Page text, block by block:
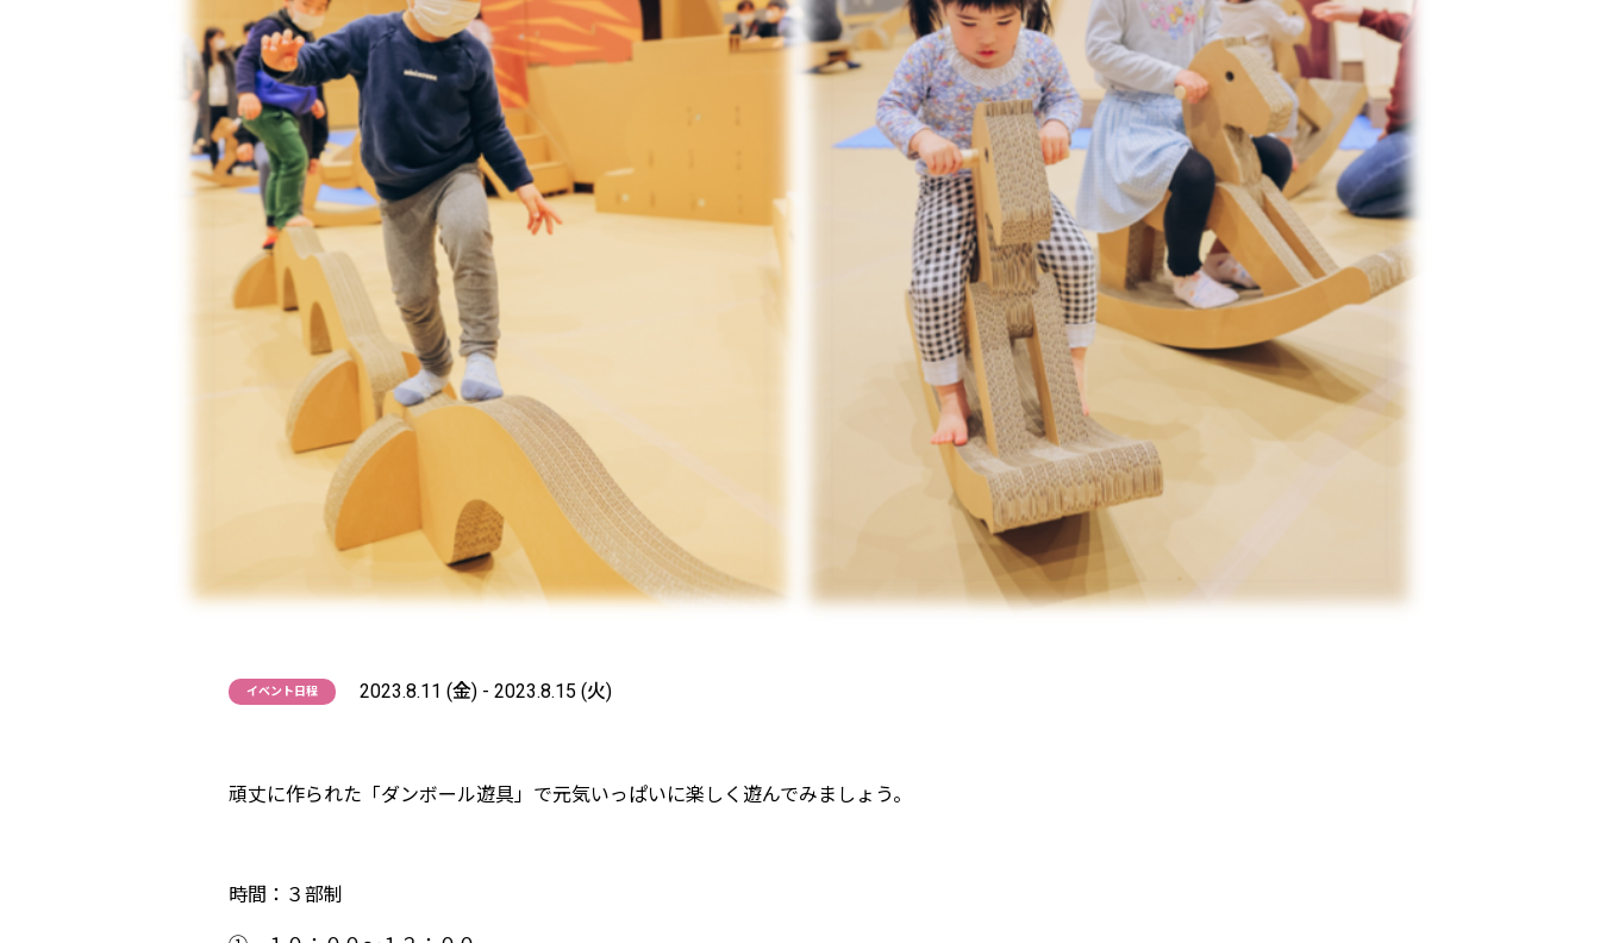
イベント日程 2023.8.11 (金) - 2023.8.15 (火)
頑丈に作られた「ダンボール遊具」で元気いっぱいに楽しく遊んでみましょう。
時間：３部制